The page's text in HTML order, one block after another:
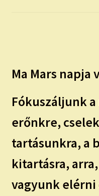
IRATKOZZ FEL A VIDEÓ
TAROT ELEMZÉS
AJÁNDÉKOKKAL!
Ma Mars napja
Fókuszáljunk
erőnkre,
tartásunkra, a
kitartásra,
vagyunk